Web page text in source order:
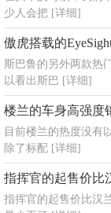
少人会把 [详细]
傲虎搭载的
斯巴鲁的另外两款热
以看出斯巴 [详细]
楼兰的车身高强度
目前楼兰的热度没有
除了标配 [详细]
指挥官的起售价比
指挥官的起售价比汉